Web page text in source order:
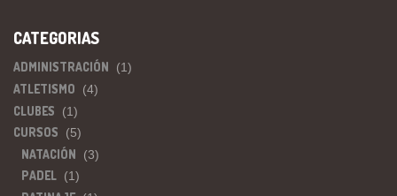
CATEGORIAS
ADMINISTRACIÓN (1)
ATLETISMO (4)
CLUBES (1)
CURSOS (5)
NATACIÓN (3)
PADEL (1)